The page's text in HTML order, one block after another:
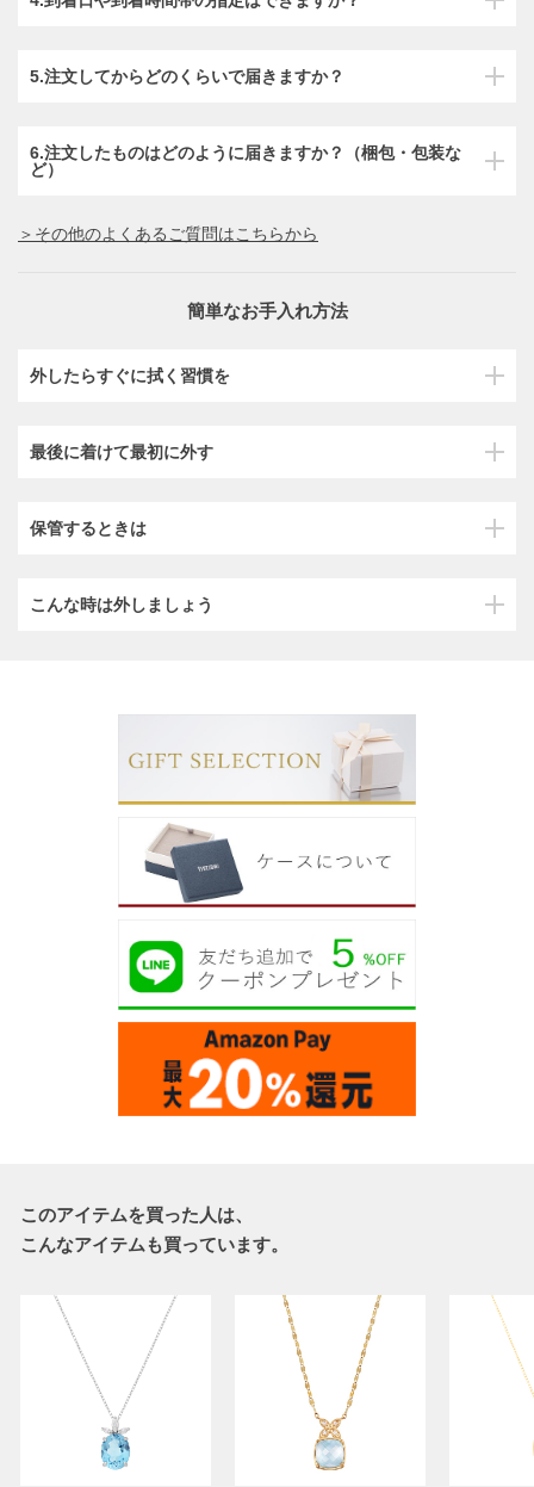
5.注文してからどのくらいで届きますか？
6.注文したものはどのように届きますか？（梱包・包装な
ど）
＞その他のよくあるご質問はこちらから
簡単なお手入れ方法
外したらすぐに拭く習慣を
最後に着けて最初に外す
保管するときは
こんな時は外しましょう
このアイテムを買った人は、
こんなアイテムも買っています。